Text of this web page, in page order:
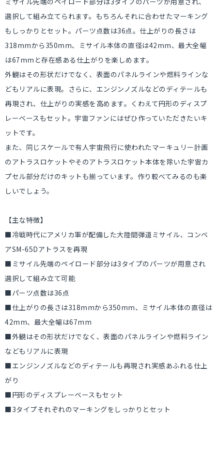
選択して組み立てられます。もちろんそれに合わせたマーキング
もしっかりとセット。パーツ点数は36点。仕上がりの長さは
318mmから350mm、ミサイル本体の直径は42mm、最大全幅
は67mmと存在感ある仕上がりを楽しめます。
外観はその形状だけでなく、表面のパネルラインや燃料ラインな
どもリアルに表現。さらに、エンジンノズルなどのディテールも
再現され、仕上がりの実感を高めます。くわえて円形のディスプ
レーベースもセット。宇宙ファンにはぜひ作っていただきたいキ
ットです。
また、同じスケールで有人宇宙飛行に使われたマーキュリー計画
のアトラスロケットやそのアトラスロケット本体を除いた宇宙カ
プセル部分だけのキットも揃っています。作り較べてみるのも楽
しいでしょう。
【主な特徴】
■冷戦時代にアメリカ軍が配備した大陸間弾道ミサイル、コンベ
アSM-65Dアトラスを再現
■ミサイル先端のペイロード部分は3タイプのパーツが用意され
選択して組み立て可能
■パーツ点数は36点
■仕上がりの長さは318mmから350mm、ミサイル本体の直径は
42mm、最大全幅は67mm
■外観はその形状だけでなく、表面のパネルラインや燃料ライン
などもリアルに表現
■エンジンノズルなどのディテールも再現され実感あふれる仕上
がり
■円形のディスプレーベースもセット
■3タイプそれぞれのマーキングをしっかりとセット